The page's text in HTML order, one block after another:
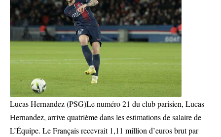
Lucas Hernandez (PSG)Le numéro 21 du club parisien, Lucas
Hernandez, arrive quatrième dans les estimations de salaire de
L’Équipe. Le Français recevrait 1,11 million d’euros brut par